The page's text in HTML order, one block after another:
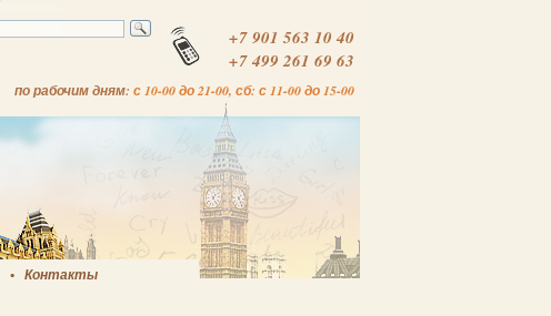
+7 901 563 10 40
+7 499 261 69 63
по рабочим дням: с 10-00 до 21-00, сб: с 11-00 до 15-00
Контакты